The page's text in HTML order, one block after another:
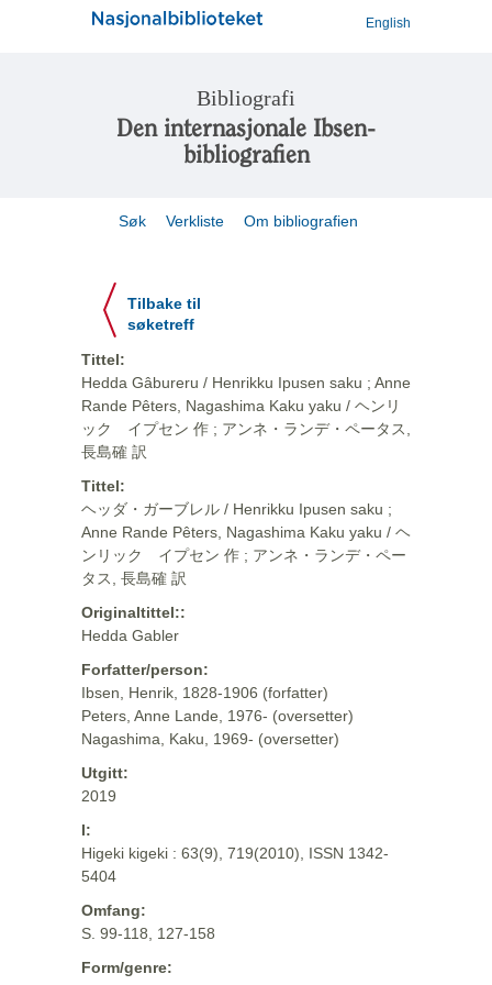
English
Bibliografi
Den internasjonale Ibsen-
bibliografien
Søk Verkliste Om bibliografien
Tilbake til
søketreff
Tittel:
Hedda Gâbureru / Henrikku Ipusen saku ; Anne
Rande Pêters, Nagashima Kaku yaku / ヘンリ
ック イプセン 作 ; アンネ・ランデ・ペータス,
長島確 訳
Tittel:
ヘッダ・ガーブレル / Henrikku Ipusen saku ;
Anne Rande Pêters, Nagashima Kaku yaku / ヘ
ンリック イプセン 作 ; アンネ・ランデ・ペー
タス, 長島確 訳
Originaltittel::
Hedda Gabler
Forfatter/person:
Ibsen, Henrik, 1828-1906 (forfatter)
Peters, Anne Lande, 1976- (oversetter)
Nagashima, Kaku, 1969- (oversetter)
Utgitt:
2019
I:
Higeki kigeki : 63(9), 719(2010), ISSN 1342-
5404
Omfang:
S. 99-118, 127-158
Form/genre: